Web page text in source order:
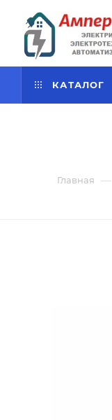
КАТАЛОГ
Главная —